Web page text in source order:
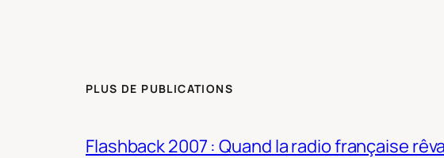
PLUS DE PUBLICATIONS
Flashback 2007 : Quand la radio française